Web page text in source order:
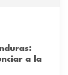
a la